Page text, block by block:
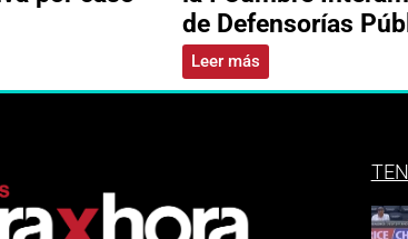
de Defensorías
Leer más